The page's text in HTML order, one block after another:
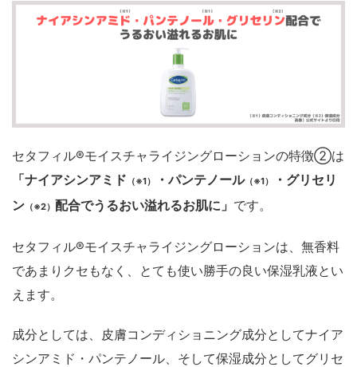
セタフィル®モイスチャライジングローションの特徴②は
「ナイアシンアミド （※1） ・パンテノール（※1）
・グリセリ
ン （※2） 配合でうるおい溢れるお肌に」 です。
セタフィル®モイスチャライジングローションは、無香料
であまりクセもなく、とても使い勝手の良い保湿乳液とい
えます。
成分としては、皮膚コンディショニング成分としてナイア
シンアミド・パンテノール、そして保湿成分としてグリセ